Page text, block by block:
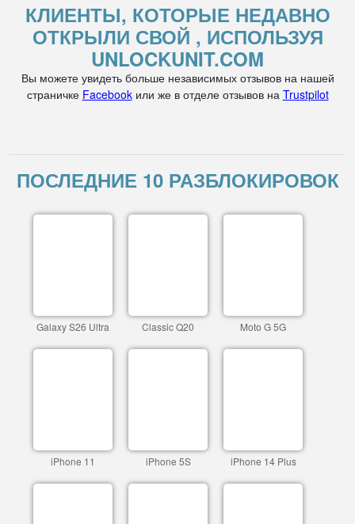
КЛИЕНТЫ, КОТОРЫЕ НЕДАВНО
ОТКРЫЛИ СВОЙ , ИСПОЛЬЗУЯ
UNLOCKUNIT.COM
Вы можете увидеть больше независимых отзывов на нашей
страничке Facebookили же в отделе отзывов на Trustpilot
ПОСЛЕДНИЕ 10 РАЗБЛОКИРОВОК
Galaxy S26 Ultra Classic Q20 Moto G 5G
iPhone 11 iPhone 5S iPhone 14 Plus